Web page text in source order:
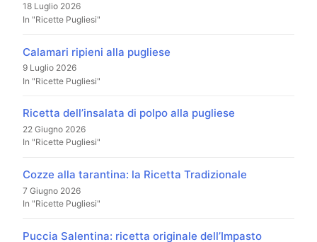
18 Luglio 2026
In "Ricette Pugliesi"
Calamari ripieni alla pugliese
9 Luglio 2026
In "Ricette Pugliesi"
Ricetta dell’insalata di polpo alla pugliese
22 Giugno 2026
In "Ricette Pugliesi"
Cozze alla tarantina: la Ricetta Tradizionale
7 Giugno 2026
In "Ricette Pugliesi"
Puccia Salentina: ricetta originale dell’Impasto